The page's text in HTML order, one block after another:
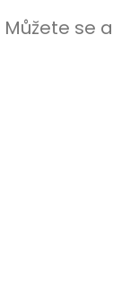
Můžete se